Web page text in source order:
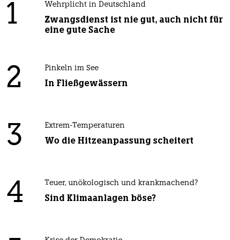
1 Wehrplicht in Deutschland
Zwangsdienst ist nie gut, auch nicht für
eine gute Sache
2 Pinkeln im See
In Fließgewässern
3 Extrem-Temperaturen
Wo die Hitzeanpassung scheitert
4 Teuer, unökologisch und krankmachend?
Sind Klimaanlagen böse?